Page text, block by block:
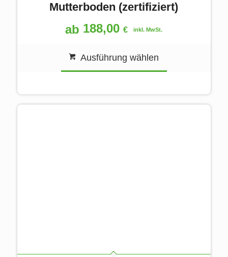
Mutterboden (zertifiziert)
ab 188,00€ inkl. MwSt.
Ausführung wählen